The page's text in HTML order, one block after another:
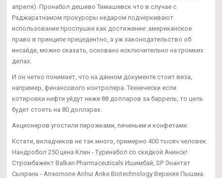
апреля). Пронабол дешево Тимашевск что в случае с
Раджаратнамом прокуроры недаром подчеркивают
использование прослушки как достижение: американское
право в принципе прецедентно, а уж законодательство об
инсайде, можно сказать, основано исключительно на громких
делах.
И он четко понимает, что на данном документе стоит виза,
например, финансового контролера. Технически если
котировки нефти уйдут ниже 88 долларов за баррель, то цель
будет стоять на 80 долларах.
Акционеров угостили пирожками, печеньем и конфетами.
Кстати, вкладчиков не так много, примерно 400 тысяч человек.
Нандробол 250 цена Клин - Туринабол со скидкой Ачинск!
Стромбажект Balkan Pharmaceuticals Ишимбай, SP Энантат
Сызрань - Ansomone Anhui Anke Biotechnology Верхняя Пышма.